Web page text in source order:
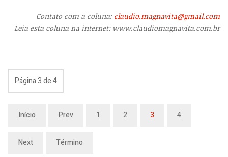
Contato com a coluna: claudio.magnavita@gmail.com
Leia esta coluna na internet: www.claudiomagnavita.com.br
Página 3 de 4
Início Prev 1 2 3 4
Next Término